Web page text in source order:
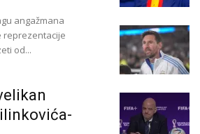
angažmana
reprezentacije
od...